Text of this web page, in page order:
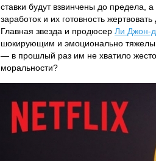
ставки будут взвинчены до предела,
заработок и их готовность
Главная звезда и продюсер Ли Джон-
шокирующим и эмоционально
— в прошлый раз им не хватило
моральности?